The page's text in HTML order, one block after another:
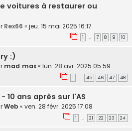
voitures à restaurer ou
Rex66 « jeu. 15 mai 2025 16:17
1 … 7 8 9 10
:)
mad max« lun. 28 avr. 2025 05:59
1 … 45 46 47 48
10 ans après sur l'AS
Web « ven. 28 févr. 2025 17:08
1 … 21 22 23 24